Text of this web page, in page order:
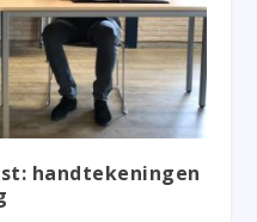
handtekeningen